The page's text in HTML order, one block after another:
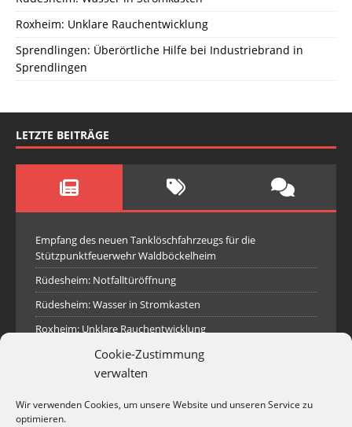
Cookie-Zustimmung
verwalten
Wir verwenden Cookies, um unsere Website und unseren Service zu
optimieren.
Roxheim: Unklare Rauchentwicklung
Sprendlingen: Überörtliche Hilfe bei Industriebrand in
Sprendlingen
LETZTE BEITRÄGE
Empfang des neuen Tanklöschfahrzeugs für die
Stützpunktfeuerwehr Waldböckelheim
Rüdesheim: Notfalltüröffnung
Rüdesheim: Wasser in Stromkasten
Roxheim: Unklare Rauchentwicklung
Sprendlingen: Überörtliche Hilfe bei Industriebrand in
Sprendlingen
Rüdesheim: Aufgerissener Dieseltank